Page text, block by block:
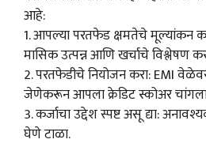
आहे:
1. आपल्या परतफेड क्षमतेचे मूल्यांकन
मासिक उत्पन्न आणि खर्चाचे विश्लेषण
2. परतफेडीचे नियोजन करा: EMI
जेणेकरून आपला क्रेडिट स्कोअर चांगला
3. कर्जाचा उद्देश स्पष्ट असू द्या:
घेणे टाळा.